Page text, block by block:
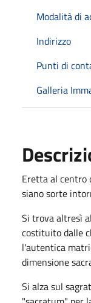
Modalità di
Indirizzo
Punti di
Galleria
Eretta al centro
siano sorte
Si trova altresì
costituito dalle
l'autentica
dimensione
Si alza sul